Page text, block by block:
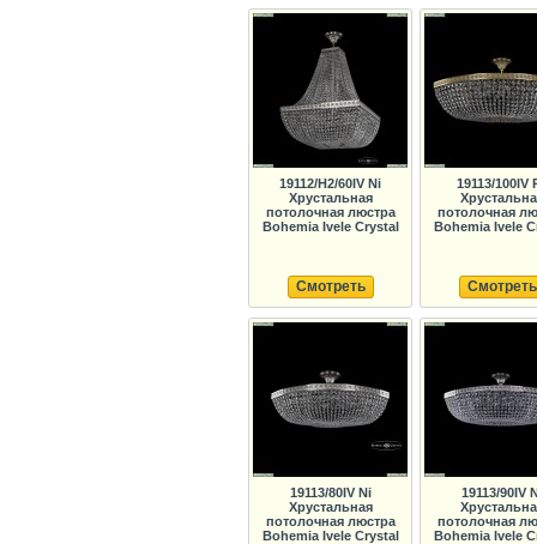
19112/H2/60IV Ni
Хрустальная
потолочная люстра
Bohemia Ivele Crystal
Смотреть
19113/100IV
потолочная
Bohemia Ivele
Смотреть
19113/80IV Ni
Хрустальная
потолочная люстра
Bohemia Ivele Crystal
19113/90IV
потолочная
Bohemia Ivele